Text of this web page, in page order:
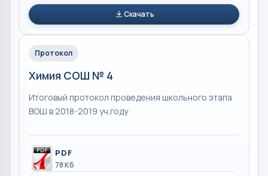
Скачать
Протокол
Химия СОШ № 4
Итоговый протокол проведения школьного этапа
ВОШ в 2018-2019 уч.году
PDF
78 Кб